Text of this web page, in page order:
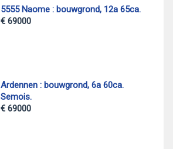
5555 Naome : bouwgrond, 12a 65ca.
€ 69000
Ardennen : bouwgrond, 6a 60ca.
Semois.
€ 69000